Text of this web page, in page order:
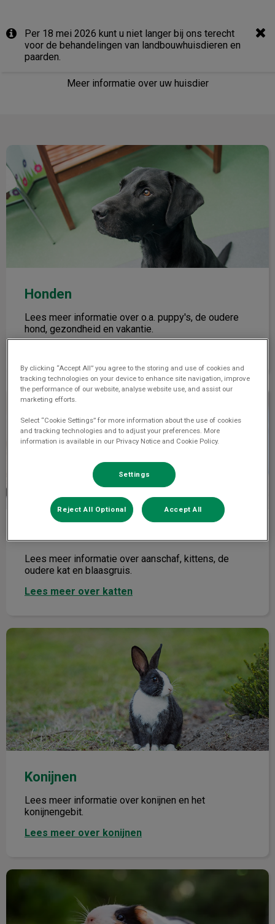
Per 18 mei 2026 kunt u niet langer bij ons terecht
voor de behandelingen van landbouwhuisdieren en
paarden.
Meer informatie over uw huisdier
Honden
Honden
Lees meer informatie over o.a. puppy's, de oudere
hond, gezondheid en vakantie.
Katten
Lees meer informatie over aanschaf, kittens, de
oudere kat en blaasgruis.
Lees meer over katten
Konijnen
Lees meer informatie over konijnen en het
konijnengebit.
Lees meer over konijnen
Cavia's
By clicking “Accept All” you agree to the storing and use of cookies and
tracking technologies on your device to enhance site navigation, improve
the performance of our website, analyse website use, and assist our
marketing efforts.
Select “Cookie Settings” for more information about the use of cookies
and tracking technologies and to adjust your preferences. More
information is available in our Privacy Notice and Cookie Policy.
Settings
Reject All Optional Accept All